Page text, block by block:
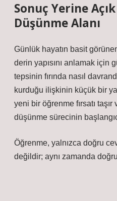
Sonuç Yerine
Düşünme Alanı
Günlük hayatın basit
derin yapısını anlamak için
tepsinin fırında nasıl
kurduğu ilişkinin küçük bir
yeni bir öğrenme fırsatı
düşünme sürecinin
Öğrenme, yalnızca doğru
değildir; aynı zamanda